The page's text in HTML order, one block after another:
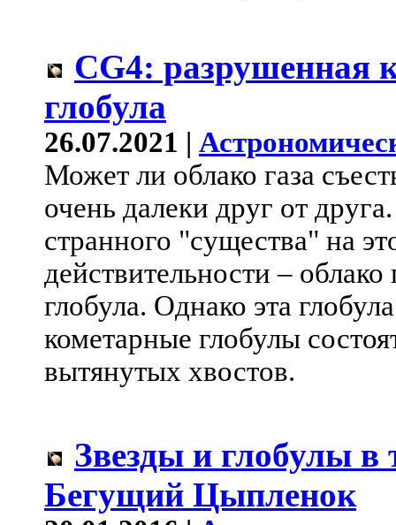
CG4: разрушенная
глобула
26.07.2021 |
Может ли облако газа
очень далеки друг от
странного "существа" на
действительности – облако
глобула. Однако эта
кометарные глобулы
вытянутых хвостов.
Звезды и глобулы в
Бегущий Цыпленок